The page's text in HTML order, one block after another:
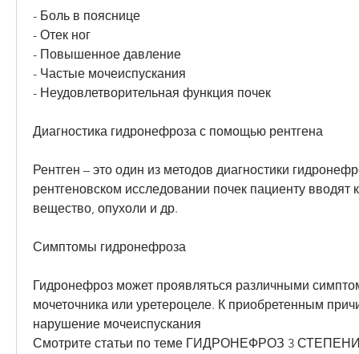
- Боль в пояснице
- Отек ног
- Повышенное давление
- Частые мочеиспускания
- Неудовлетворительная функция почек
Диагностика гидронефроза с помощью рентгена
Рентген – это один из методов диагностики
рентгеновском исследовании почек пациенту вводят
вещество, опухоли и др.
Симптомы гидронефроза
Гидронефроз может проявляться различными
мочеточника или уретероцеле. К приобретенным
нарушение мочеиспускания
Смотрите статьи по теме ГИДРОНЕФРОЗ 3